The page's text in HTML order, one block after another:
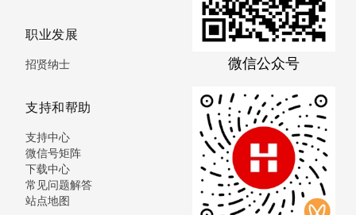
职业发展
招贤纳士
支持和帮助
支持中心
微信号矩阵
下载中心
常见问题解答
站点地图
微信公众号